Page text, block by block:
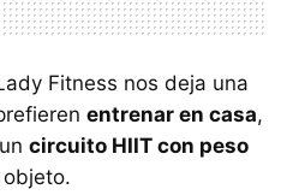
Fitness nos deja una
entrenar en casa,
circuito HIIT con peso